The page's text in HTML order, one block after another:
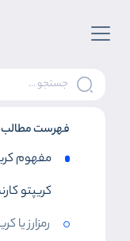
فهرست مطالب
مفهوم
کریپتو
رمزارز